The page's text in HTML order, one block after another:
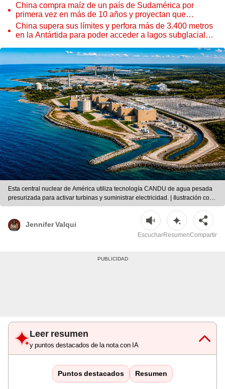
China compra maíz de un país de Sudamérica por
primera vez en más de 10 años y proyectan que
exportación supere 40 millones de toneladas
China supera sus límites y perfora más de 3.400 metros
en la Antártida para poder acceder a lagos subglaciales:
Esta central nuclear de América utiliza tecnología CANDU de agua pesada
presurizada para activar turbinas y suministrar electricidad. | Ilustración con
IA/ChatGPT/CDN
Jennifer Valqui
EscucharResumenCompartir
Leer resumen
y puntos destacados de la nota con IA
Puntos destacados Resumen